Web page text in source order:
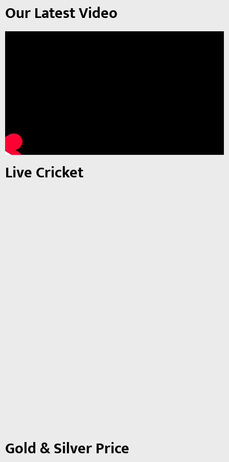
Our Latest Video
Live Cricket
Gold & Silver Price